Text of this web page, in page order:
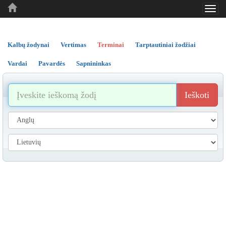
..
..
Kalbų žodynai Vertimas Terminai Tarptautiniai žodžiai
Vardai Pavardės Sapnininkas
Ieškoti